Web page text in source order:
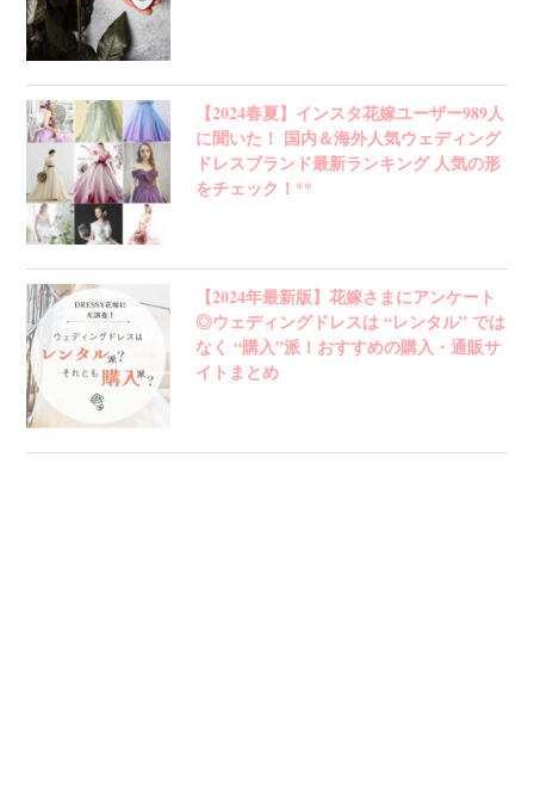
【2024春夏】インスタ花嫁ユーザー989人
に聞いた！ 国内＆海外人気ウェディング
ドレスブランド最新ランキング 人気の形
をチェック！**
【2024年最新版】花嫁さまにアンケート
◎ウェディングドレスは “レンタル” では
なく “購入”派！おすすめの購入・通販サ
イトまとめ